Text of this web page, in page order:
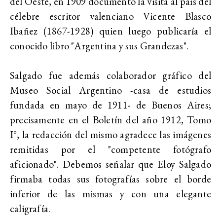
célebre escritor valenciano Vicente Blasco
Ibañez (1867-1928) quien luego publicaría el
conocido libro "Argentina y sus Grandezas".
Salgado fue además colaborador gráfico del
Museo Social Argentino -casa de estudios
fundada en mayo de 1911- de Buenos Aires;
precisamente en el Boletín del año 1912, Tomo
I°, la redacción del mismo agradece las imágenes
remitidas por el "competente fotógrafo
aficionado". Debemos señalar que Eloy Salgado
firmaba todas sus fotografías sobre el borde
inferior de las mismas y con una elegante
caligrafía.